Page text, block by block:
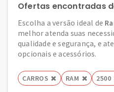
Ofertas encontradas
Escolha a versão ideal de
melhor atenda suas
qualidade e segurança, e
opcionais e acessórios.
CARROS RAM 2500